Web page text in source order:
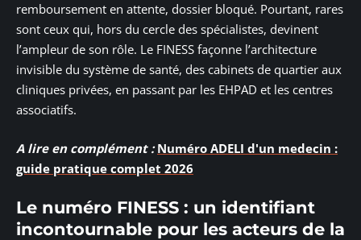
remboursement en attente, dossier bloqué. Pourtant, rares
sont ceux qui, hors du cercle des spécialistes, devinent
l’ampleur de son rôle. Le FINESS façonne l’architecture
invisible du système de santé, des cabinets de quartier aux
cliniques privées, en passant par les EHPAD et les centres
associatifs.
A lire en complément : Numéro ADELI d'un medecin :
guide pratique complet 2026
Le numéro FINESS : un identifiant
incontournable pour les acteurs de la